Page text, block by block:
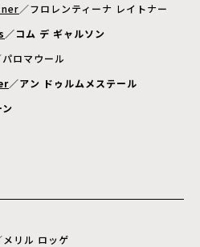
／フロレンティーナ レイトナー
／コム デ ギャルソン
パロマウール
／アン ドゥルムメステール
メリル ロッゲ